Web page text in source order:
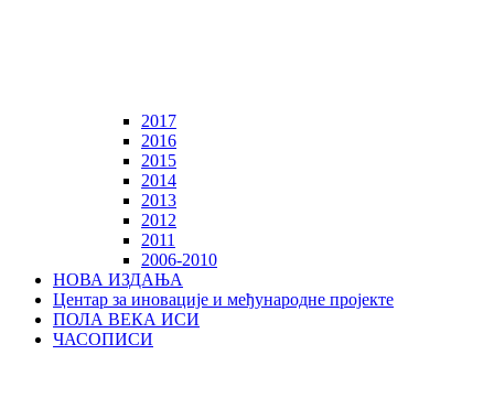
2017
2016
2015
2014
2013
2012
2011
2006-2010
НОВА ИЗДАЊА
Центар за иновације и међународне пројекте
ПОЛА ВЕКА ИСИ
ЧАСОПИСИ